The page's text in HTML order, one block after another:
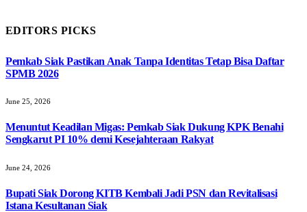
EDITORS PICKS
Pemkab Siak Pastikan Anak Tanpa Identitas Tetap Bisa Daftar
SPMB 2026
June 25, 2026
Menuntut Keadilan Migas: Pemkab Siak Dukung KPK Benahi
Sengkarut PI 10% demi Kesejahteraan Rakyat
June 24, 2026
Bupati Siak Dorong KITB Kembali Jadi PSN dan Revitalisasi
Istana Kesultanan Siak